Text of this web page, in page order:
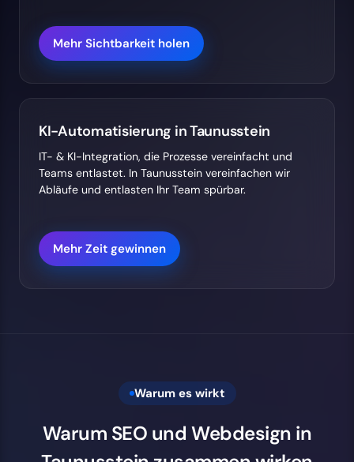
Mehr Sichtbarkeit holen
KI-Automatisierung in Taunusstein
IT- & KI-Integration, die Prozesse vereinfacht und
Teams entlastet. In Taunusstein vereinfachen wir
Abläufe und entlasten Ihr Team spürbar.
Mehr Zeit gewinnen
Warum es wirkt
Warum SEO und Webdesign in